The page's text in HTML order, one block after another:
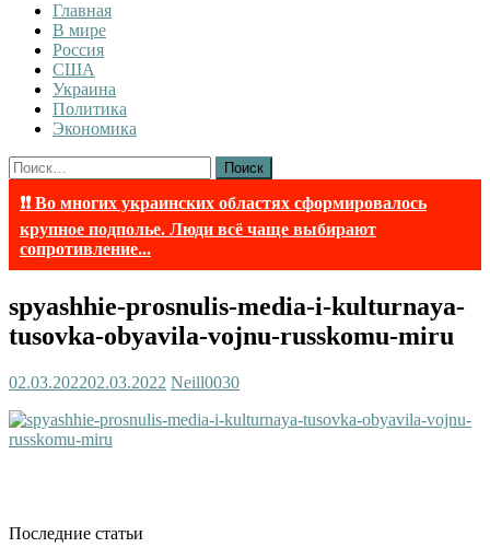
Tewi
Tewi — Новости
Главная
В мире
Россия
США
Украина
Политика
Экономика
Найти:
❗❗ Во многих украинских областях сформировалось
крупное подполье. Люди всё чаще выбирают
сопротивление...
spyashhie-prosnulis-media-i-kulturnaya-
tusovka-obyavila-vojnu-russkomu-miru
02.03.202202.03.2022 Neill0030
Последние статьи